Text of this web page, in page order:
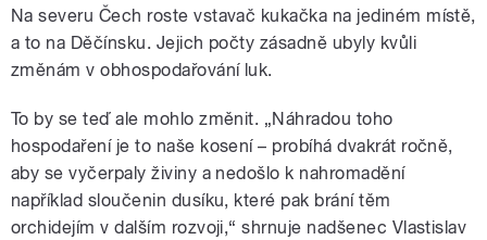
Na severu Čech roste vstavač kukačka na jediném místě,
a to na Děčínsku. Jejich počty zásadně ubyly kvůli
změnám v obhospodařování luk.
To by se teď ale mohlo změnit. „Náhradou toho
hospodaření je to naše kosení – probíhá dvakrát ročně,
aby se vyčerpaly živiny a nedošlo k nahromadění
například sloučenin dusíku, které pak brání těm
orchidejím v dalším rozvoji,“ shrnuje nadšenec Vlastislav